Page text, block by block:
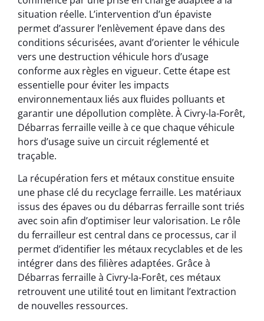
situation réelle. L’intervention d’un épaviste
permet d’assurer l’enlèvement épave dans des
conditions sécurisées, avant d’orienter le véhicule
vers une destruction véhicule hors d’usage
conforme aux règles en vigueur. Cette étape est
essentielle pour éviter les impacts
environnementaux liés aux fluides polluants et
garantir une dépollution complète. À Civry-la-Forêt,
Débarras ferraille veille à ce que chaque véhicule
hors d’usage suive un circuit réglementé et
traçable.
La récupération fers et métaux constitue ensuite
une phase clé du recyclage ferraille. Les matériaux
issus des épaves ou du débarras ferraille sont triés
avec soin afin d’optimiser leur valorisation. Le rôle
du ferrailleur est central dans ce processus, car il
permet d’identifier les métaux recyclables et de les
intégrer dans des filières adaptées. Grâce à
Débarras ferraille à Civry-la-Forêt, ces métaux
retrouvent une utilité tout en limitant l’extraction
de nouvelles ressources.